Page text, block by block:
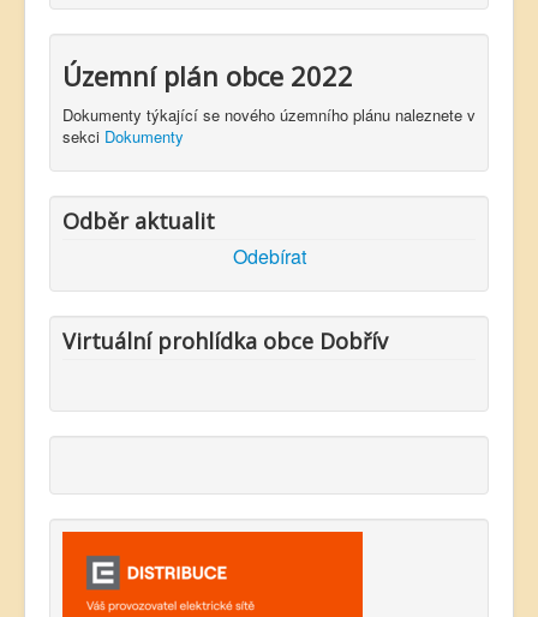
Územní plán obce 2022
Dokumenty týkající se nového územního plánu naleznete v
sekci Dokumenty
Odběr aktualit
Odebírat
Virtuální prohlídka obce Dobřív